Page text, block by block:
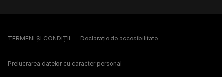
TERMENI ȘI CONDIȚII Declarație de accesibilitate
Prelucrarea datelor cu caracter personal